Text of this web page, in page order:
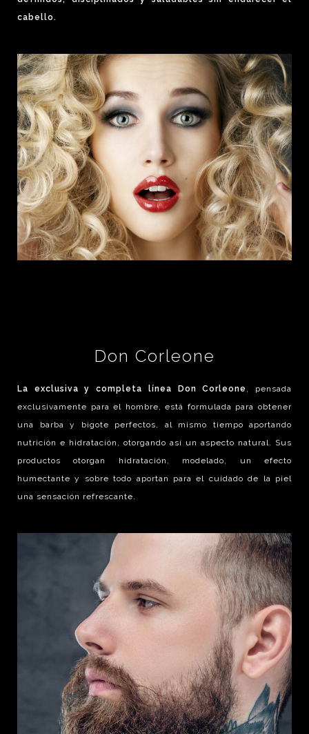
cabello.
Don Corleone
La exclusiva y completa línea Don Corleone
, pensada
exclusivamente para el hombre, está formulada para obtener
una barba y bigote perfectos, al mismo tiempo aportando
nutrición e hidratación, otorgando así un aspecto natural. Sus
productos otorgan hidratación, modelado, un efecto
humectante y sobre todo aportan para el cuidado de la piel
una sensación refrescante.